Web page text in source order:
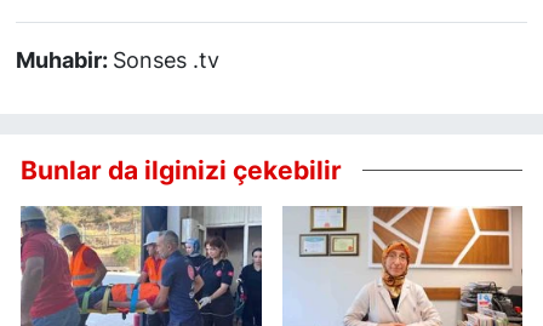
Muhabir: Sonses .tv
Bunlar da ilginizi çekebilir